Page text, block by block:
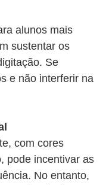
alunos mais
sustentar os
Se
e não interferir na
com cores
pode incentivar as
No entanto,